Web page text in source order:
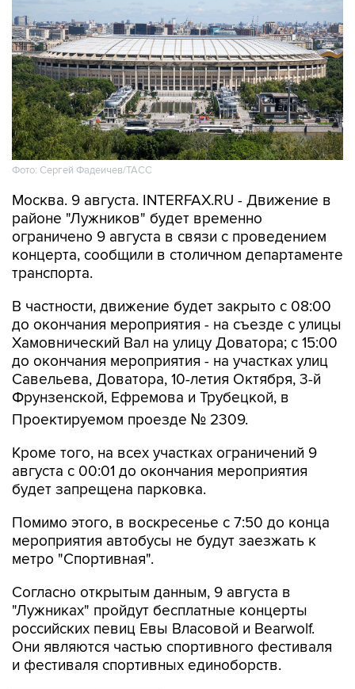
Фото: Сергей Фадеичев/ТАСС
Москва. 9 августа. INTERFAX.RU - Движение в
районе "Лужников" будет временно
ограничено 9 августа в связи с проведением
концерта, сообщили в столичном департаменте
транспорта.
В частности, движение будет закрыто с 08:00
до окончания мероприятия - на съезде с улицы
Хамовнический Вал на улицу Доватора; с 15:00
до окончания мероприятия - на участках улиц
Савельева, Доватора, 10-летия Октября, 3-й
Фрунзенской, Ефремова и Трубецкой, в
Проектируемом проезде № 2309.
Кроме того, на всех участках ограничений 9
августа с 00:01 до окончания мероприятия
будет запрещена парковка.
Помимо этого, в воскресенье с 7:50 до конца
мероприятия автобусы не будут заезжать к
метро "Спортивная".
Согласно открытым данным, 9 августа в
"Лужниках" пройдут бесплатные концерты
российских певиц Евы Власовой и Bearwolf.
Они являются частью спортивного фестиваля
и фестиваля спортивных единоборств.